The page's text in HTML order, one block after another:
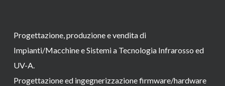
Progettazione, produzione e vendita di
Impianti/Macchine e Sistemi a Tecnologia Infrarosso ed
UV-A.
Progettazione ed ingegnerizzazione firmware/hardware